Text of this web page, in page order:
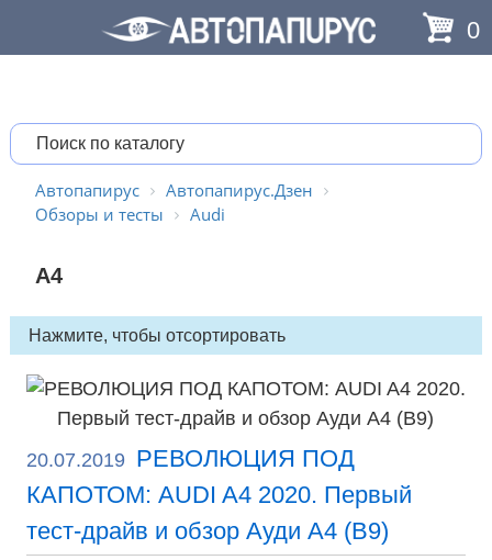
0
Автопапирус
Автопапирус.Дзен
Обзоры и тесты
Audi
A4
20.07.2019 РЕВОЛЮЦИЯ ПОД
КАПОТОМ: AUDI A4 2020. Первый
тест-драйв и обзор Ауди А4 (B9)